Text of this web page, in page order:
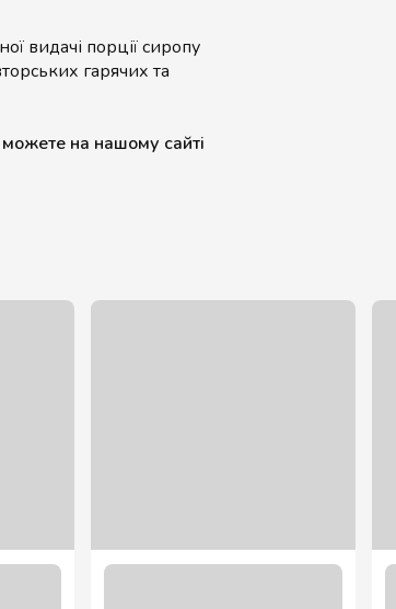
видачі порції сиропу
гарячих та
на нашому сайті